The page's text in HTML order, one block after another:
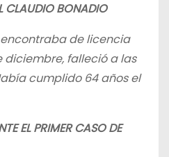
CLAUDIO BONADIO
de licencia
falleció a las
cumplido 64 años el
EL PRIMER CASO DE